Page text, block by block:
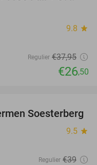
9.8 star
Regulier €37,95
€26,50
29%
Soesterberg
9.5 star
Regulier €39